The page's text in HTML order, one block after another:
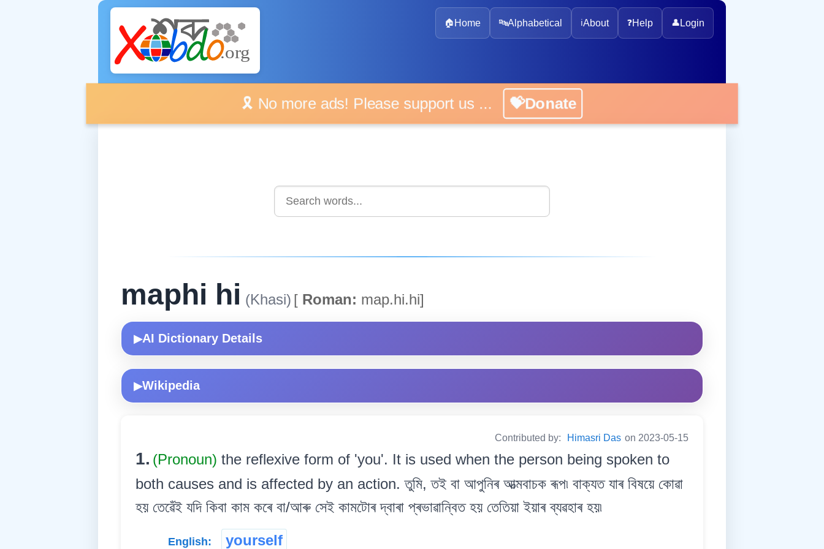
🏠 Home 🔤Alphabetical ℹ️About ❓Help 👤 Login
🎗️ No more ads! Please support us ... 💝Donate
maphi hi (Khasi) [ Roman: map.hi.hi]
▶AI Dictionary Details
▶Wikipedia
Contributed by: Himasri Das on 2023-05-15
1. (Pronoun) the reflexive form of 'you'. It is used when the person being spoken to
both causes and is affected by an action. তুমি, তই বা আপুনিৰ আত্মবাচক ৰূপ৷ বাক্যত যাৰ বিষয়ে কোৱা
হয় তেৱেঁই যদি কিবা কাম কৰে বা/আৰু সেই কামটোৰ দ্বাৰা প্ৰভাৱান্বিত হয় তেতিয়া ইয়াৰ ব্যৱহাৰ হয়৷
English: yourself